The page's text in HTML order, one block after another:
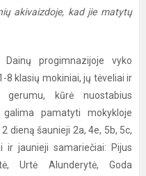
akivaizdoje, kad jie matytų
progimnazijoje vyko
8 klasių mokiniai, jų tėveliai ir
kūrė nuostabius
pamatyti mokykloje
dieną šaunieji 2a, 4e, 5b, 5c,
jaunieji samariečiai: Pijus
Urtė Alunderytė, Goda